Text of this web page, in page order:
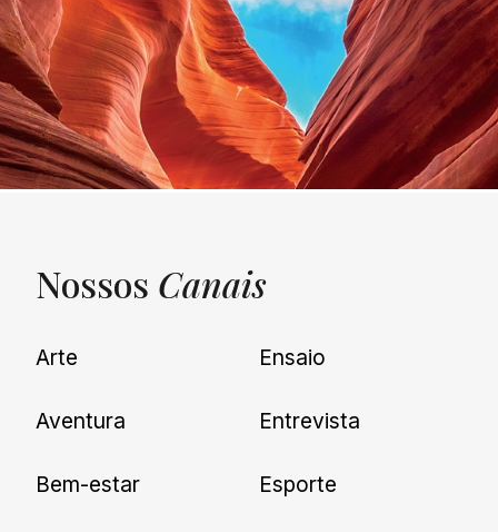
UNQUIET
Newsletter
nossas novidades.
Nossos Canais
Arte
Aventura
Bem-estar
Ensaio
Entrevista
Esporte